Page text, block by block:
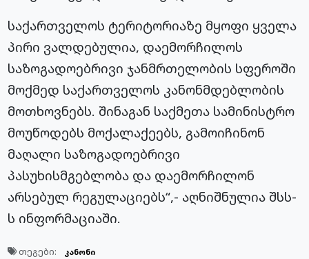
საქართველოს ტერიტორიაზე მყოფი ყველა
პირი ვალდებულია, დაემორჩილოს
საზოგადოებრივი ჯანმრთელობის სფეროში
მოქმედ საქართველოს კანონმდებლობის
მოთხოვნებს. შინაგან საქმეთა სამინისტრო
მოუწოდებს მოქალაქეებს, გამოიჩინონ
მაღალი საზოგადოებრივი
პასუხისმგებლობა და დაემორჩილონ
არსებულ რეგულაციებს“,- აღნიშნულია შსს-
ს ინფორმაციაში.
თეგები: კანონი